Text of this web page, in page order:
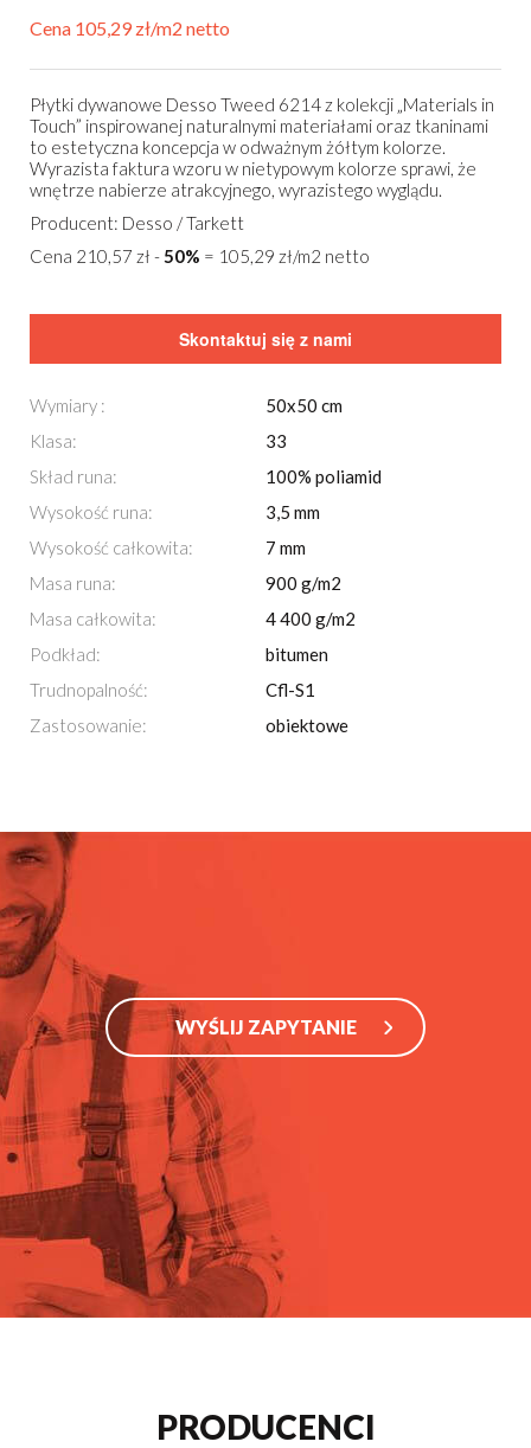
Cena 105,29 zł/m2 netto
Płytki dywanowe Desso Tweed 6214 z kolekcji „Materials in
Touch” inspirowanej naturalnymi materiałami oraz tkaninami
to estetyczna koncepcja w odważnym żółtym kolorze.
Wyrazista faktura wzoru w nietypowym kolorze sprawi, że
wnętrze nabierze atrakcyjnego, wyrazistego wyglądu.
Producent: Desso / Tarkett
Cena 210,57 zł -50% = 105,29 zł/m2 netto
Skontaktuj się z nami
Wymiary :
50x50 cm
Klasa:
33
Skład runa:
100% poliamid
Wysokość runa:
3,5 mm
Wysokość całkowita:
7 mm
Masa runa:
900 g/m2
Masa całkowita:
4 400 g/m2
Podkład:
bitumen
Trudnopalność:
Cfl-S1
Zastosowanie:
obiektowe
WYŚLIJ ZAPYTANIE
PRODUCENCI